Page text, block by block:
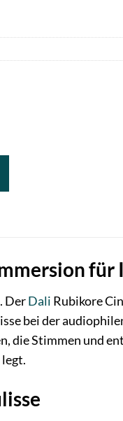
DerDali Rubikore
bei der
die Stimmen und